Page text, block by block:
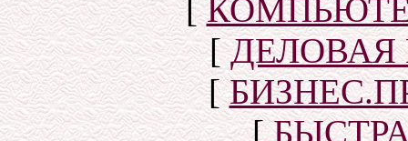
[
[
[
[